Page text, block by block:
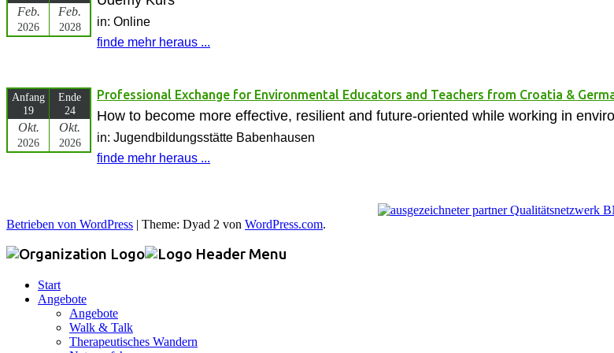
Feb.
2026
Feb.
2028
in: Online
finde mehr heraus ...
Anfang
19
Okt.
2026
Ende
24
Okt.
2026
Professional Exchange for Environmental Educators and Teachers from Croatia &
How to become more effective, resilient and future-oriented while working in
in: Jugendbildungsstätte Babenhausen
finde mehr heraus ...
Betrieben von WordPress | Theme: Dyad 2 von WordPress.com.
Start
Angebote
Angebote
Walk & Talk
Therapeutisches Wandern